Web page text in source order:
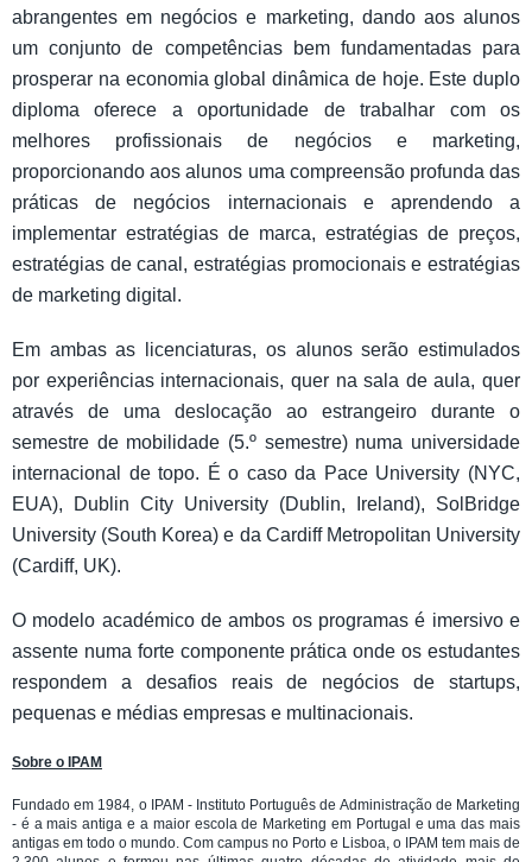
abrangentes em negócios e marketing, dando aos alunos
um conjunto de competências bem fundamentadas para
prosperar na economia global dinâmica de hoje. Este duplo
diploma oferece a oportunidade de trabalhar com os
melhores profissionais de negócios e marketing,
proporcionando aos alunos uma compreensão profunda das
práticas de negócios internacionais e aprendendo a
implementar estratégias de marca, estratégias de preços,
estratégias de canal, estratégias promocionais e estratégias
de marketing digital.
Em ambas as licenciaturas, os alunos serão estimulados
por experiências internacionais, quer na sala de aula, quer
através de uma deslocação ao estrangeiro durante o
semestre de mobilidade (5.º semestre) numa universidade
internacional de topo. É o caso da Pace University (NYC,
EUA), Dublin City University (Dublin, Ireland), SolBridge
University (South Korea) e da Cardiff Metropolitan University
(Cardiff, UK).
O modelo académico de ambos os programas é imersivo e
assente numa forte componente prática onde os estudantes
respondem a desafios reais de negócios de startups,
pequenas e médias empresas e multinacionais.
Sobre o IPAM
Fundado em 1984, o IPAM - Instituto Português de Administração de Marketing
- é a mais antiga e a maior escola de Marketing em Portugal e uma das mais
antigas em todo o mundo. Com campus no Porto e Lisboa, o IPAM tem mais de